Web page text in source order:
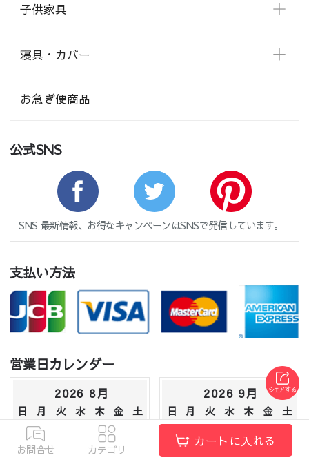
子供家具
寝具・カバー
お急ぎ便商品
公式SNS
SNS 最新情報、お得なキャンペーンはSNSで発信しています。
支払い方法
営業日カレンダー
2026 8月
日 月 火 水 木 金
土
2
3 6 7
2026 9月
日 月 火 水 木 金
土
2 3 4
12
お問合せ カテゴリ
カートに入れる